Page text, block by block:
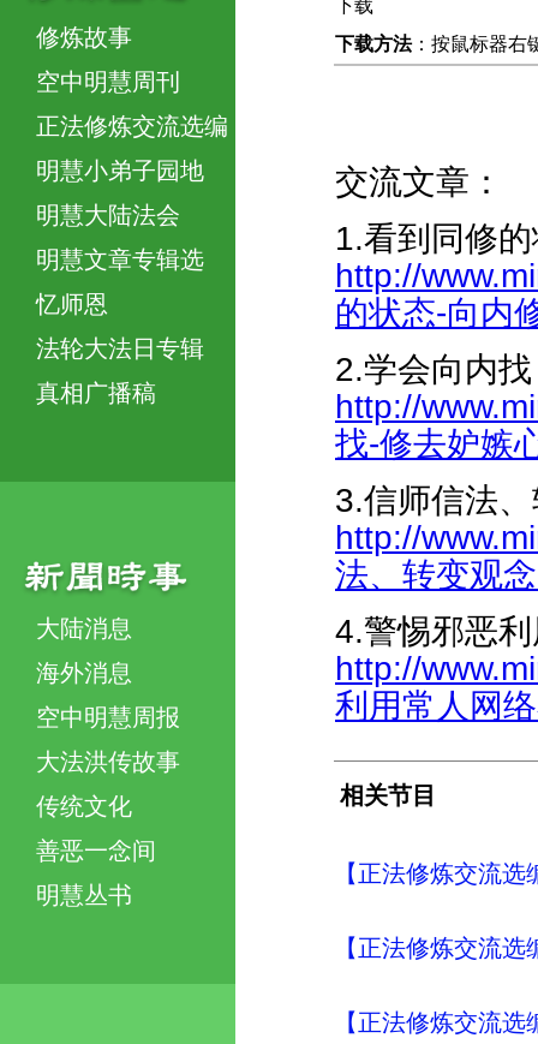
修炼故事
空中明慧周刊
正法修炼交流选编
明慧小弟子园地
明慧大陆法会
明慧文章专辑选
忆师恩
法轮大法日专辑
真相广播稿
大陆消息
海外消息
空中明慧周报
大法洪传故事
传统文化
善恶一念间
明慧丛书
下载
下载方法：按鼠标器右
交流文章：
1.看到同修
http://
的状态-向内
2.学会向内
http://
找-修去妒嫉
3.信师信法
http://
法、转变观
4.警惕邪恶
http://
利用常人网
相关节目
【正法修炼交流
【正法修炼交流
【正法修炼交流